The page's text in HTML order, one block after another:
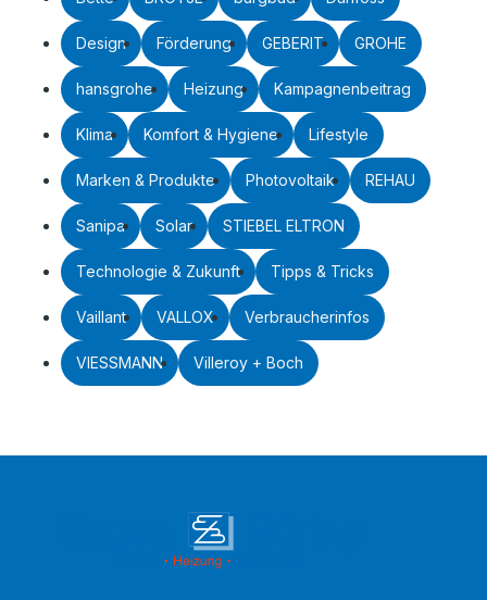
Design Förderung GEBERIT GROHE
hansgrohe Heizung Kampagnenbeitrag
Klima Komfort & Hygiene Lifestyle
Marken & Produkte Photovoltaik REHAU
Sanipa Solar STIEBEL ELTRON
Technologie & Zukunft Tipps & Tricks
Vaillant VALLOX Verbraucherinfos
VIESSMANN Villeroy + Boch